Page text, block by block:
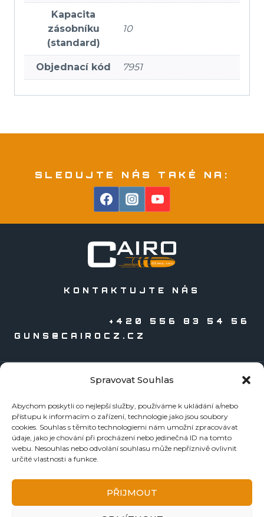
Spravovat Souhlas
Abychom poskytli co nejlepší služby, používáme k ukládání a/nebo
přístupu k informacím o zařízení, technologie jako jsou soubory
cookies. Souhlas s těmito technologiemi nám umožní zpracovávat
údaje, jako je chování při procházení nebo jedinečná ID na tomto
webu. Nesouhlas nebo odvolání souhlasu může nepříznivě ovlivnit
určité vlastnosti a funkce.
PŘIJMOUT
Kapacita
zásobníku
(standard)
10
Objednací kód 7951
SLEDUJTE NÁS TAKÉ NA:
KONTAKTUJTE NÁS
+420 556 83 54 56
GUNS@CAIROCZ.CZ
Zbraně
Náboje
Reloading
Doplňky